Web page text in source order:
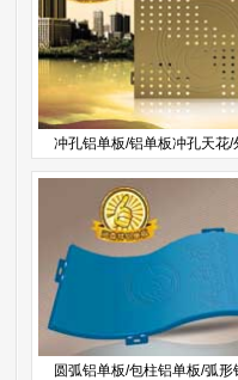
冲孔铝单板/铝单板冲孔天花/
圆弧铝单板/包柱铝单板/弧形